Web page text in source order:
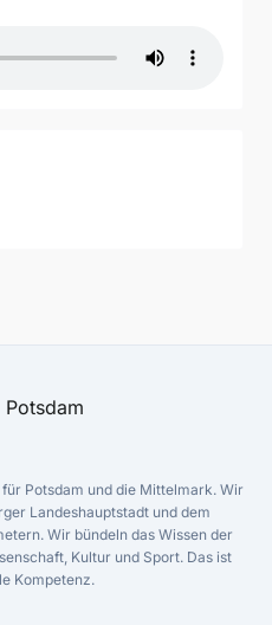
Potsdam und die Mittelmark. Wir
Landeshauptstadt und dem
Wir bündeln das Wissen der
Kultur und Sport. Das ist
Kompetenz.